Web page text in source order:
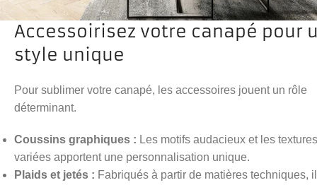
Accessoirisez votre canapé pour
style unique
Pour sublimer votre canapé, les accessoires jouent un rôle
déterminant.
Coussins graphiques : Les motifs audacieux et les textures
variées apportent une personnalisation unique.
Plaids et jetés : Fabriqués à partir de matières techniques,